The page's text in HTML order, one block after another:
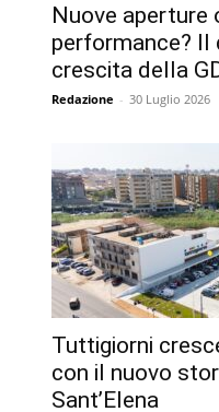
Nuove aperture
performance?
crescita della
Redazione - 30 Luglio 2026
Tuttigiorni
con il nuovo
Sant’Elena